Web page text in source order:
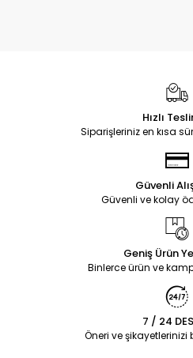
Hızlı
Siparişleriniz en kısa
Güvenli
Güvenli ve kolay
Geniş Ürün
Binlerce ürün ve
7 / 24
Öneri ve şikayetlerinizi